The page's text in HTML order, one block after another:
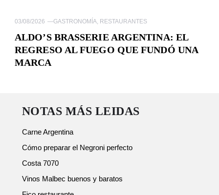
03/08/2026 —GASTRONOMÍA, RESTAURANTES
ALDO’S BRASSERIE ARGENTINA: EL
REGRESO AL FUEGO QUE FUNDÓ UNA
MARCA
NOTAS MÁS LEIDAS
Carne Argentina
Cómo preparar el Negroni perfecto
Costa 7070
Vinos Malbec buenos y baratos